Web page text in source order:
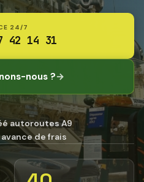
24/7
42 14 31
nous ?→
autoroutes A9
de frais